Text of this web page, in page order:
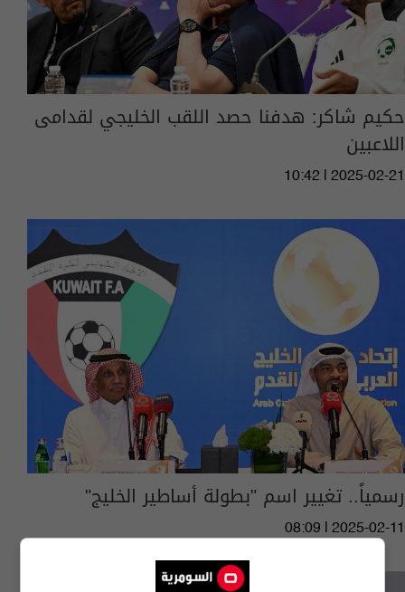
حكيم شاكر: هدفنا حصد اللقب الخليجي لقدامى
اللاعبين
10:42 | 2025-02-21
رسمياً.. تغيير اسم "بطولة أساطير الخليج"
08:09 | 2025-02-11